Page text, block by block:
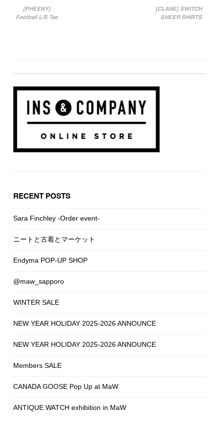
[PHEENY]
Football L/S Tee
[CLANE] SWITCH
SHEER SHIRTS
RECENT POSTS
Sara Finchley -Order event-
ニートと古着とマーケット
Endyma POP-UP SHOP
@maw_sapporo
WINTER SALE
NEW YEAR HOLIDAY 2025-2026 ANNOUNCE
NEW YEAR HOLIDAY 2025-2026 ANNOUNCE
Members SALE
CANADA GOOSE Pop Up at MaW
ANTIQUE WATCH exhibition in MaW